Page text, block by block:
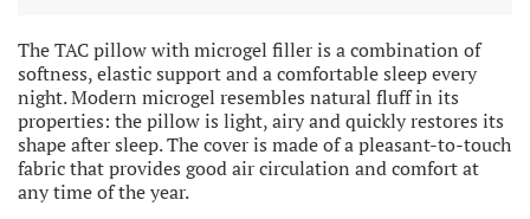
The TAC pillow with microgel filler is a combination of
softness, elastic support and a comfortable sleep every
night. Modern microgel resembles natural fluff in its
properties: the pillow is light, airy and quickly restores its
shape after sleep. The cover is made of a pleasant-to-touch
fabric that provides good air circulation and comfort at
any time of the year.